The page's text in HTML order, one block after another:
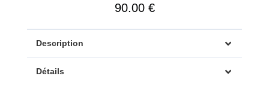
90.00 €
Description
Détails